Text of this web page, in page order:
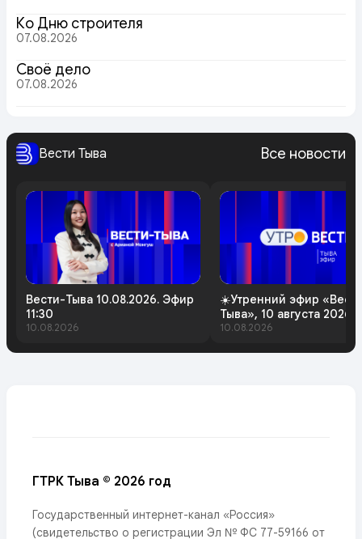
Ко Дню строителя
07.08.2026
Своё дело
07.08.2026
Вести Тыва Все новости
Вести-Тыва 10.08.2026. Эфир
11:30
10.08.2026
☀️Утренний эфир
Тыва», 10 августа 2026
10.08.2026
ГТРК Тыва © 2026 год
Государственный интернет-канал «Россия»
(свидетельство о регистрации Эл № ФС 77-59166 от